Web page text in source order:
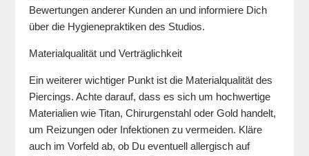
Bewertungen anderer Kunden an und informiere Dich
über die Hygienepraktiken des Studios.
Materialqualität und Verträglichkeit
Ein weiterer wichtiger Punkt ist die Materialqualität des
Piercings. Achte darauf, dass es sich um hochwertige
Materialien wie Titan, Chirurgenstahl oder Gold handelt,
um Reizungen oder Infektionen zu vermeiden. Kläre
auch im Vorfeld ab, ob Du eventuell allergisch auf